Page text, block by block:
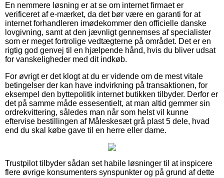
En nemmere løsning er at se om internet firmaet er
verificeret af e-mærket, da det bør være en garanti for at
internet forhandleren imødekommer den officielle danske
lovgivning, samt at den jævnligt gennemses af specialister
som er meget fortrolige vedtægterne på området. Det er en
rigtig god genvej til en hjælpende hånd, hvis du bliver udsat
for vanskeligheder med dit indkøb.
For øvrigt er det klogt at du er vidende om de mest vitale
betingelser der kan have indvirkning på transaktionen, for
eksempel den byttepolitik internet butikken tilbyder. Derfor er
det på samme måde essesentielt, at man altid gemmer sin
ordrekvittering, således man når som helst vil kunne
eftervise bestillingen af Måleskesæt grå plast 5 dele, hvad
end du skal købe gave til en herre eller dame.
Trustpilot tilbyder sådan set habile løsninger til at inspicere
flere øvrige konsumenters synspunkter og på grund af dette